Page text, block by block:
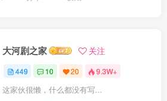
大河剧之家 关注
449 10 20 9.3W+
这家伙很懒，什么都没有写...